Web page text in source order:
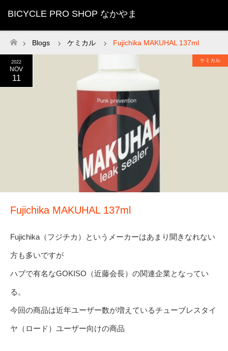
BICYCLE PRO SHOP なかやま
ホーム
Blogs ケミカル Fujichika MAKUHAL 137ml
2022
NOV
11
ケミカル
Fujichika MAKUHAL 137ml
Fujichika（フジチカ）というメーカーはあまり聞きなれない
方も多いですが
ハブで有名なGOKISO（近藤会長）の関連企業となってい
る。
今回の商品は近年ユーザー数が増えているチューブレスタイ
ヤ（ロード）ユーザー向けの商品